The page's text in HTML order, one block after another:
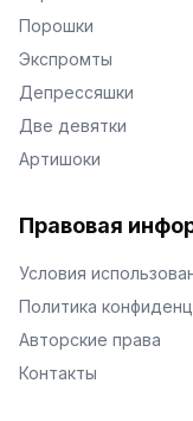
Порошки
Экспромты
Депрессяшки
Две девятки
Артишоки
Правовая
Условия
Политика
Авторские права
Контакты